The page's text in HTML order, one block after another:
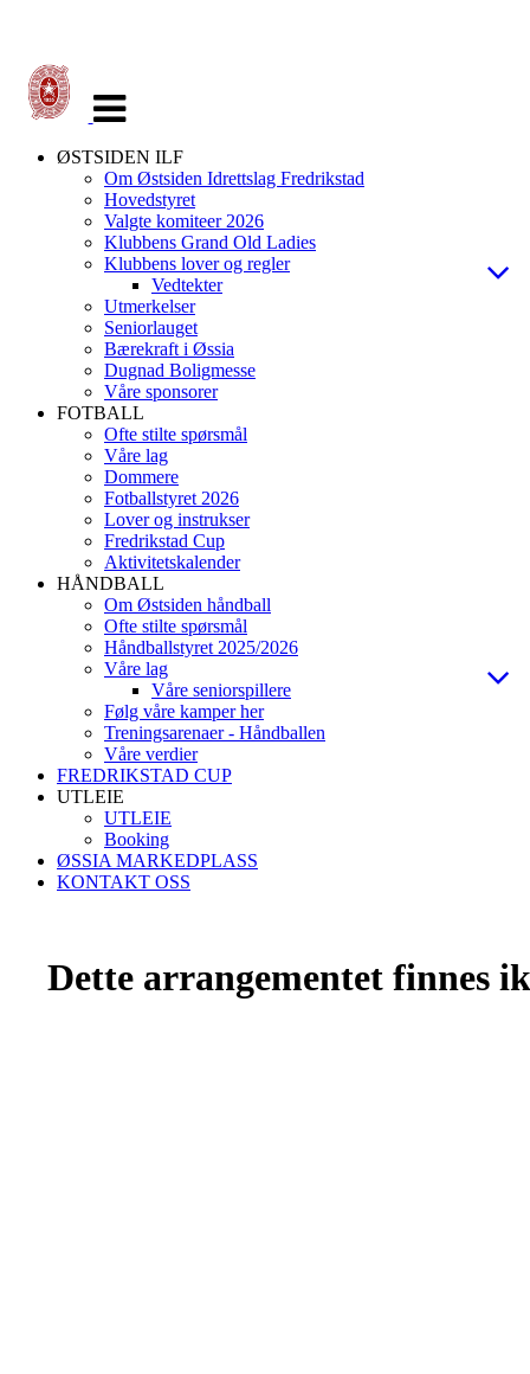
navigasjon
ØSTSIDEN ILF
Om Østsiden Idrettslag Fredrikstad
Hovedstyret
Valgte komiteer 2026
Klubbens Grand Old Ladies
Klubbens lover og regler
Vedtekter
Utmerkelser
Seniorlauget
Bærekraft i Øssia
Dugnad Boligmesse
Våre sponsorer
FOTBALL
Ofte stilte spørsmål
Våre lag
Dommere
Fotballstyret 2026
Lover og instrukser
Fredrikstad Cup
Aktivitetskalender
HÅNDBALL
Om Østsiden håndball
Ofte stilte spørsmål
Håndballstyret 2025/2026
Våre lag
Våre seniorspillere
Følg våre kamper her
Treningsarenaer - Håndballen
Våre verdier
FREDRIKSTAD CUP
UTLEIE
UTLEIE
Booking
ØSSIA MARKEDPLASS
KONTAKT OSS
Dette arrangementet finnes